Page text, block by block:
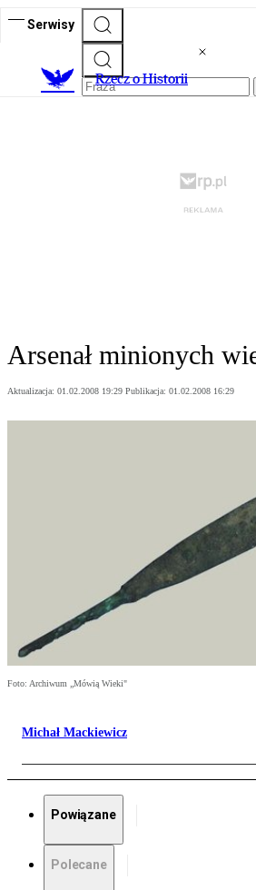
Serwisy
Rzecz o Historii
Arsenał minionych
Aktualizacja: 01.02.2008 19:29 Publikacja: 01.02.2008 16:29
Foto: Archiwum „Mówią Wieki"
Michał Mackiewicz
Powiązane
Polecane